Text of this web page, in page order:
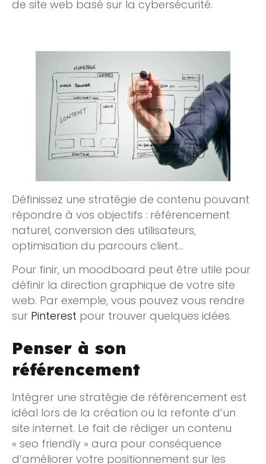
de site web basé sur la cybersécurité.
Définissez une stratégie de contenu pouvant
répondre à vos objectifs : référencement
naturel, conversion des utilisateurs,
optimisation du parcours client…
Pour finir, un moodboard peut être utile pour
définir la direction graphique de votre site
web. Par exemple, vous pouvez vous rendre
sur Pinterest pour trouver quelques idées.
Penser à son
référencement
Intégrer une stratégie de référencement est
idéal lors de la création ou la refonte d’un
site internet. Le fait de rédiger un contenu
« seo friendly » aura pour conséquence
d’améliorer votre positionnement sur les